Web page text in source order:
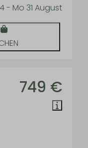
- Mo 31 August
749 €